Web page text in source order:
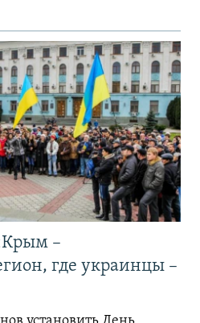
–
где украинцы –